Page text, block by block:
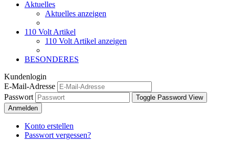
Aktuelles
Aktuelles anzeigen
110 Volt Artikel
110 Volt Artikel anzeigen
BESONDERES
Kundenlogin
E-Mail-Adresse
Passwort
Toggle Password View
Anmelden
Konto erstellen
Passwort vergessen?